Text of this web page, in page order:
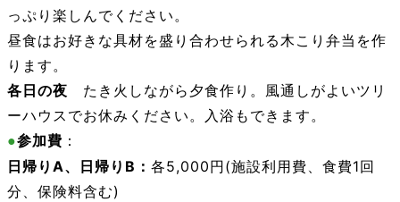
っぷり楽しんでください。
昼食はお好きな具材を盛り合わせられる木こり弁当を作
ります。
各日の夜 たき火しながら夕食作り。風通しがよいツリ
ーハウスでお休みください。入浴もできます。
●参加費 ：
日帰りA、 日帰りB ： 各5,000円(施設利用費、食費1回
分、保険料含む)